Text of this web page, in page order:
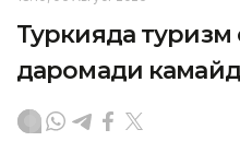
Туркияда туризм
даромади